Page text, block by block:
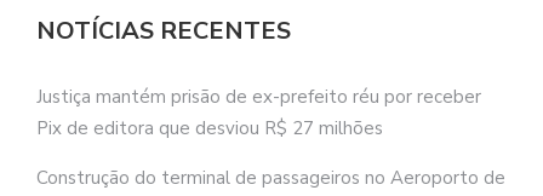
NOTÍCIAS RECENTES
Justiça mantém prisão de ex-prefeito réu por receber
Pix de editora que desviou R$ 27 milhões
Construção do terminal de passageiros no Aeroporto de